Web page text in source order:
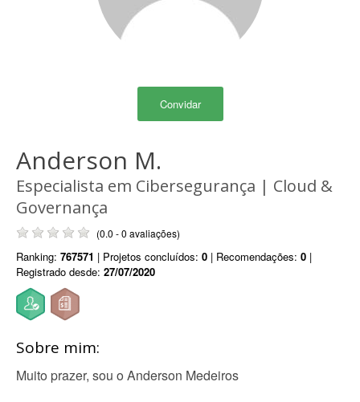
Convidar
Anderson M.
Especialista em Cibersegurança | Cloud &
Governança
(0.0 - 0 avaliações)
Ranking: 767571 | Projetos concluídos: 0 | Recomendações: 0 |
Registrado desde: 27/07/2020
Sobre mim:
Muito prazer, sou o Anderson Medeiros